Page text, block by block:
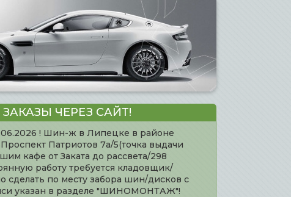
ЧЕРЕЗ САЙТ!
! Шин-ж в Липецке в районе
Патриотов 7а/5(точка выдачи
кафе от Заката до рассвета/298
работу требуется кладовщик/
по месту забора шин/дисков с
указан в разделе "ШИНОМОНТАЖ"!